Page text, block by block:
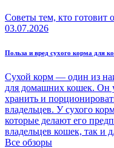
Советы тем, кто готовит
03.07.2026
Польза и вред сухого корма для
Сухой корм — один из
для домашних кошек. Он
хранить и
владельцев. У сухого
которые делают его
владельцев кошек, так и
Все обзоры